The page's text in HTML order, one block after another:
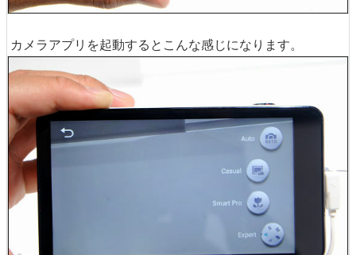
カメラアプリを起動するとこんな感じになります。